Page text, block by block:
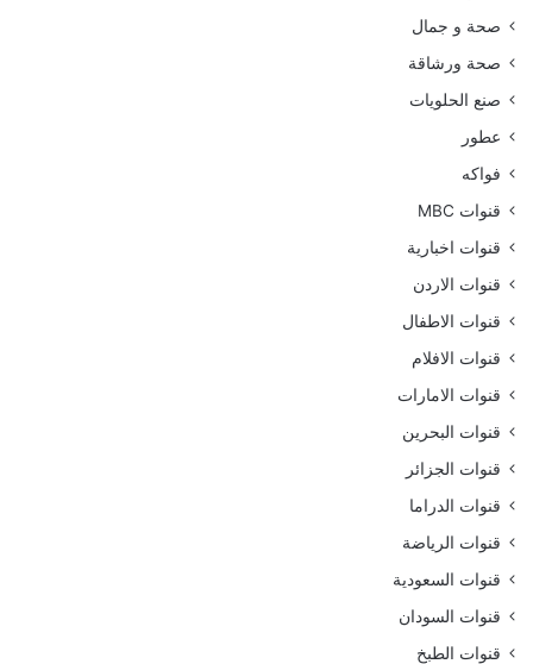
صحة و جمال
صحة ورشاقة
صنع الحلويات
عطور
فواكه
قنوات MBC
قنوات اخبارية
قنوات الاردن
قنوات الاطفال
قنوات الافلام
قنوات الامارات
قنوات البحرين
قنوات الجزائر
قنوات الدراما
قنوات الرياضة
قنوات السعودية
قنوات السودان
قنوات الطبخ